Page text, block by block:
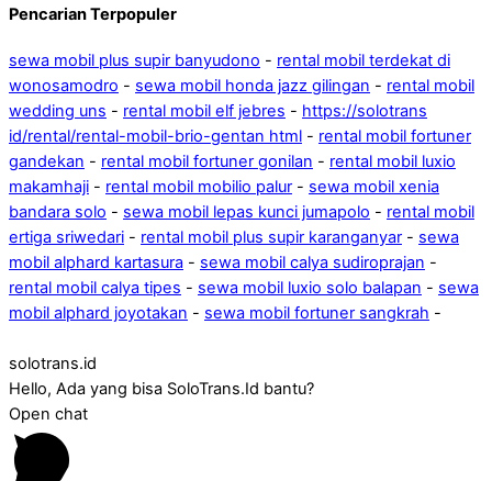
Pencarian Terpopuler
sewa mobil plus supir banyudono - rental mobil terdekat di
wonosamodro - sewa mobil honda jazz gilingan - rental mobil
wedding uns - rental mobil elf jebres - https://solotrans
id/rental/rental-mobil-brio-gentan html - rental mobil fortuner
gandekan - rental mobil fortuner gonilan - rental mobil luxio
makamhaji - rental mobil mobilio palur - sewa mobil xenia
bandara solo - sewa mobil lepas kunci jumapolo - rental mobil
ertiga sriwedari - rental mobil plus supir karanganyar - sewa
mobil alphard kartasura - sewa mobil calya sudiroprajan -
rental mobil calya tipes - sewa mobil luxio solo balapan - sewa
mobil alphard joyotakan - sewa mobil fortuner sangkrah -
solotrans.id
Hello, Ada yang bisa SoloTrans.Id bantu?
Open chat